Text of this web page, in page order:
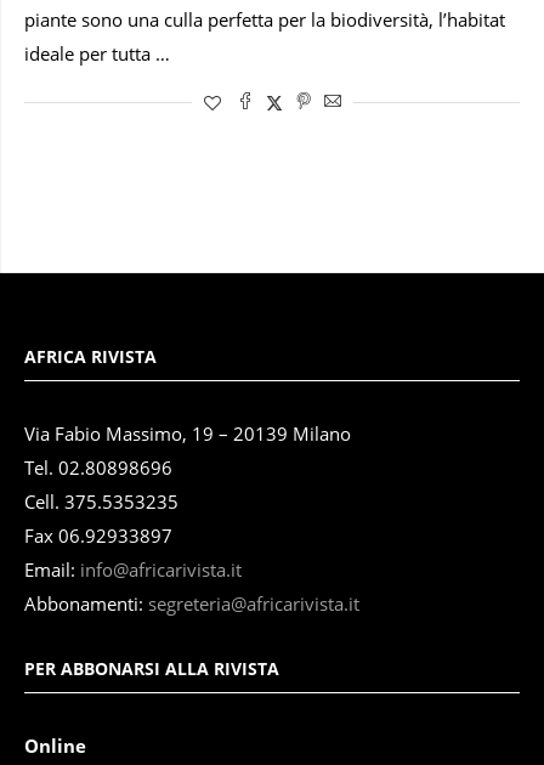
piante sono una culla perfetta per la biodiversità, l’habitat
ideale per tutta …
AFRICA RIVISTA
Via Fabio Massimo, 19 – 20139 Milano
Tel. 02.80898696
Cell. 375.5353235
Fax 06.92933897
Email: info@africarivista.it
Abbonamenti: segreteria@africarivista.it
PER ABBONARSI ALLA RIVISTA
Online